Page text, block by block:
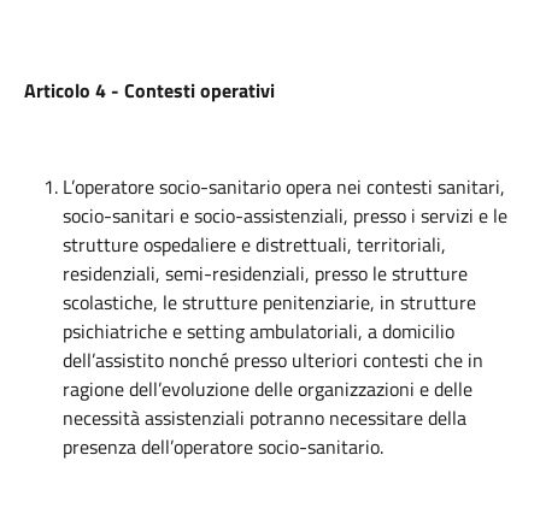
Articolo 4 - Contesti operativi
L’operatore socio-sanitario opera nei contesti sanitari,
socio-sanitari e socio-assistenziali, presso i servizi e le
strutture ospedaliere e distrettuali, territoriali,
residenziali, semi-residenziali, presso le strutture
scolastiche, le strutture penitenziarie, in strutture
psichiatriche e setting ambulatoriali, a domicilio
dell’assistito nonché presso ulteriori contesti che in
ragione dell’evoluzione delle organizzazioni e delle
necessità assistenziali potranno necessitare della
presenza dell’operatore socio-sanitario.